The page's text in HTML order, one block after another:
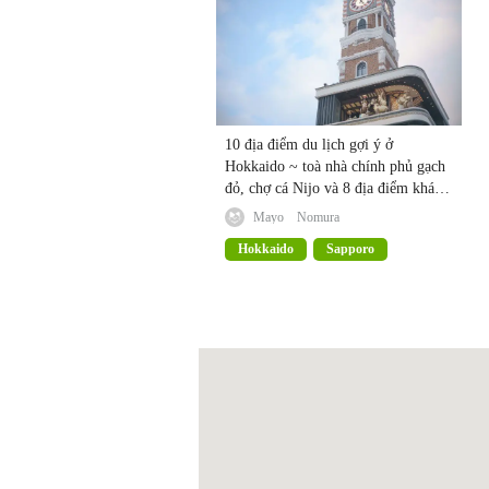
10 địa điểm du lịch gợi ý ở
Hokkaido ~ toà nhà chính phủ gạch
đỏ, chợ cá Nijo và 8 địa điểm khác
~
Mayo Nomura
Hokkaido Sapporo